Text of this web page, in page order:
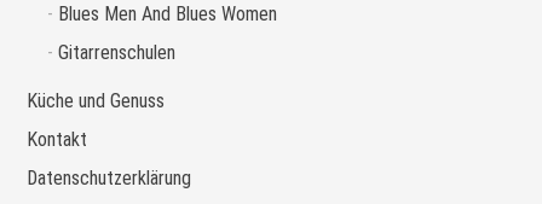
Blues Men And Blues Women
Gitarrenschulen
Küche und Genuss
Kontakt
Datenschutzerklärung